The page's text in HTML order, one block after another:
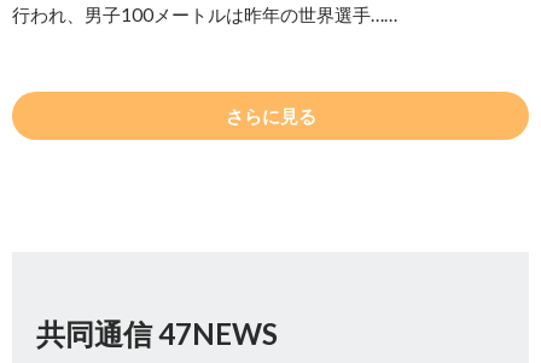
行われ、男子100メートルは昨年の世界選手……
さらに見る
共同通信 47NEWS